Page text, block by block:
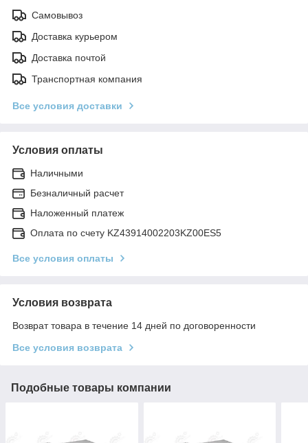
Самовывоз
Доставка курьером
Доставка почтой
Транспортная компания
Все условия доставки
Условия оплаты
Наличными
Безналичный расчет
Наложенный платеж
Оплата по счету KZ43914002203KZ00ES5
Все условия оплаты
Условия возврата
Возврат товара в течение 14 дней по договоренности
Все условия возврата
Подобные товары компании